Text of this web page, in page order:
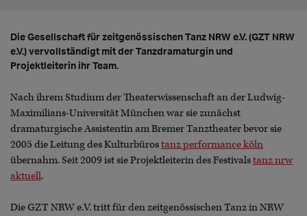
Die Gesellschaft für zeitgenössischen Tanz NRW e.V. (GZT NRW
e.V.) vervollständigt mit der Tanzdramaturgin und
Projektleiterin ihr Team.
Nach ihrem Studium der Theaterwissenschaft an der Ludwig-
Maximilians-Universität München war sie zunächst
dramaturgische Assistentin am Bremer Tanztheater bevor sie
2005 die Leitung des Kulturbürostanz performance köln
übernahm. Seit 2009 ist sie Projektleiterin des Festivalstanz nrw
aktuell.
Die GZT NRW e.V. tritt für den zeitgenössischen Tanz in NRW